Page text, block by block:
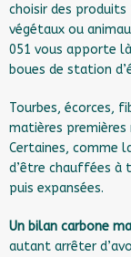
choisir des
végétaux ou
051 vous apporte
boues de station
Tourbes, écorces,
matières
Certaines, comme
d’être chauffées à
puis expansées.
Un bilan carbone
autant arrêter